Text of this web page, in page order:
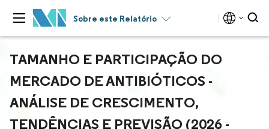
Sobre este Relatório
TAMANHO E PARTICIPAÇÃO DO
MERCADO DE ANTIBIÓTICOS -
ANÁLISE DE CRESCIMENTO,
TENDÊNCIAS E PREVISÃO (2026 -